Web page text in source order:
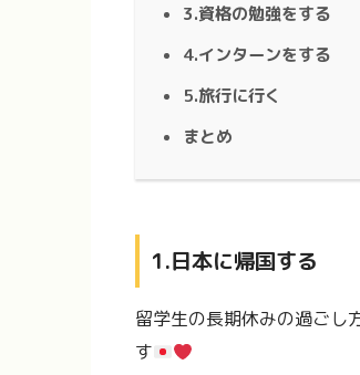
3.資格の勉強をする
4.インターンをする
5.旅行に行く
まとめ
1.日本に帰国する
留学生の長期休みの過ごし
す